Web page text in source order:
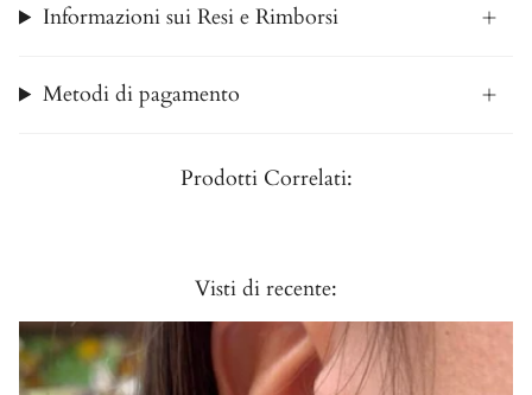
Informazioni sui Resi e Rimborsi
Metodi di pagamento
Prodotti Correlati:
Visti di recente: